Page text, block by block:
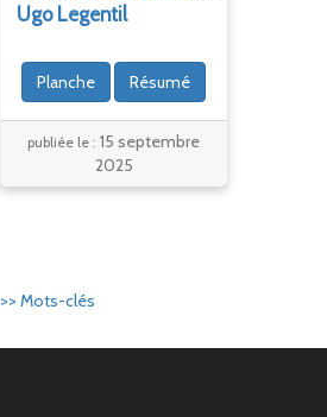
Ugo Legentil
Planche Résumé
publiée le :15 septembre
2025
>> Mots-clés